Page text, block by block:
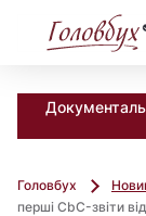
Головбух
перші CbC-звіти